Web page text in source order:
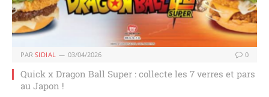
PAR SIDIAL 03/04/2026 0
Quick x Dragon Ball Super : collecte les 7 verres et pars
au Japon !